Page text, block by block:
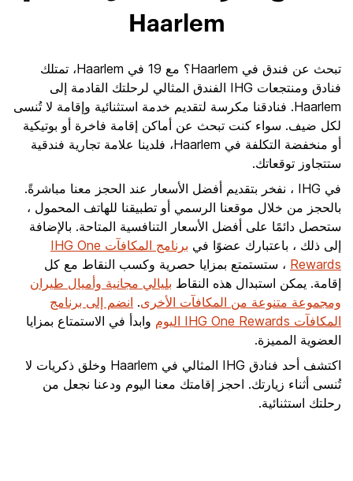
Haarlem
تبحث عن فندق في Haarlem؟ مع 19 في Haarlem، تمتلك
فنادق ومنتجعات IHG الفندق المثالي لرحلتك القادمة إلى
Haarlem. فنادقنا مكرسة لتقديم خدمة استثنائية وإقامة لا تُنسى
لكل ضيف. سواء كنت تبحث عن أماكن إقامة فاخرة أو بوتيكية
أو منخفضة التكلفة في Haarlem، فلدينا علامة تجارية فندقية
ستتجاوز توقعاتك.
في IHG ، نفخر بتقديم أفضل الأسعار عند الحجز معنا مباشرةً.
بالحجز من خلال موقعنا الرسمي أو تطبيقنا للهاتف المحمول ،
ستحصل دائمًا على أفضل الأسعار التنافسية المتاحة. بالإضافة
إلى ذلك ، باعتبارك عضوًا في
برنامج المكافآت IHG One
Rewards ، ستستمتع بمزايا حصرية وكسب النقاط مع كل
إقامة. يمكن استبدال هذه النقاط بليالي مجانية وأميال طيران
ومجموعة متنوعة من المكافآت الأخرى. انضم إلى برنامج
المكافآت IHG One Rewards اليوم
وابدأ في الاستمتاع بمزايا
العضوية المميزة.
اكتشف أحد فنادق IHG المثالي في Haarlem وخلق ذكريات لا
تُنسى أثناء زيارتك. احجز إقامتك معنا اليوم ودعنا نجعل من
رحلتك استثنائية.